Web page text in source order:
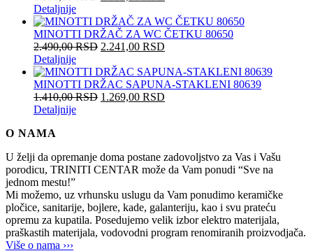
Detaljnije
MINOTTI DRŽAČ ZA WC ČETKU 80650
2.490,00RSD 2.241,00 RSD
Detaljnije
MINOTTI DRŽAC SAPUNA-STAKLENI 80639
1.410,00RSD 1.269,00 RSD
Detaljnije
O NAMA
U želji da opremanje doma postane zadovoljstvo za Vas i Vašu
porodicu, TRINITI CENTAR može da Vam ponudi “Sve na
jednom mestu!”
Mi možemo, uz vrhunsku uslugu da Vam ponudimo keramičke
pločice, sanitarije, bojlere, kade, galanteriju, kao i svu prateću
opremu za kupatila. Posedujemo velik izbor elektro materijala,
praškastih materijala, vodovodni program renomiranih proizvodjača.
Više o nama ›››